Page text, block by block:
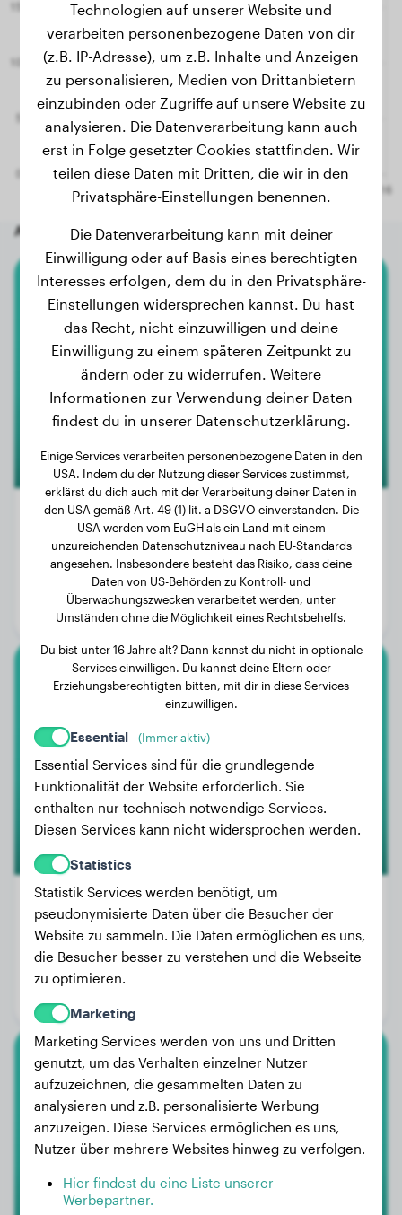
Andere zufällige Hunde
Malteser
Nube
Gewicht:
3 kg
2 Jahre, 6 Monate
Geschlecht:
Hündinn
Rottweiler
Pablo
Gewicht:
37 kg
Alter:
Geschlecht:
Deutscher Schäferhund
Norris
Technologien auf unserer Website und
verarbeiten personenbezogene Daten von dir
(z.B. IP-Adresse), um z.B. Inhalte und Anzeigen
zu personalisieren, Medien von Drittanbietern
einzubinden oder Zugriffe auf unsere Website zu
analysieren. Die Datenverarbeitung kann auch
erst in Folge gesetzter Cookies stattfinden. Wir
teilen diese Daten mit Dritten, die wir in den
Privatsphäre-Einstellungen benennen.
Die Datenverarbeitung kann mit deiner
Einwilligung oder auf Basis eines berechtigten
Interesses erfolgen, dem du in den Privatsphäre-
Einstellungen widersprechen kannst. Du hast
das Recht, nicht einzuwilligen und deine
Einwilligung zu einem späteren Zeitpunkt zu
ändern oder zu widerrufen. Weitere
Informationen zur Verwendung deiner Daten
findest du in unserer Datenschutzerklärung.
Einige Services verarbeiten personenbezogene Daten in den
USA. Indem du der Nutzung dieser Services zustimmst,
erklärst du dich auch mit der Verarbeitung deiner Daten in
den USA gemäß Art. 49 (1) lit. a DSGVO einverstanden. Die
USA werden vom EuGH als ein Land mit einem
unzureichenden Datenschutzniveau nach EU-Standards
angesehen. Insbesondere besteht das Risiko, dass deine
Daten von US-Behörden zu Kontroll- und
Überwachungszwecken verarbeitet werden, unter
Umständen ohne die Möglichkeit eines Rechtsbehelfs.
Du bist unter 16 Jahre alt? Dann kannst du nicht in optionale
Services einwilligen. Du kannst deine Eltern oder
Erziehungsberechtigten bitten, mit dir in diese Services
einzuwilligen.
Essential (Immer aktiv)
Essential Services sind für die grundlegende
Funktionalität der Website erforderlich. Sie
enthalten nur technisch notwendige Services.
Diesen Services kann nicht widersprochen werden.
Statistics
Statistik Services werden benötigt, um
pseudonymisierte Daten über die Besucher der
Website zu sammeln. Die Daten ermöglichen es uns,
die Besucher besser zu verstehen und die Webseite
zu optimieren.
Marketing
Marketing Services werden von uns und Dritten
genutzt, um das Verhalten einzelner Nutzer
aufzuzeichnen, die gesammelten Daten zu
analysieren und z.B. personalisierte Werbung
anzuzeigen. Diese Services ermöglichen es uns,
Nutzer über mehrere Websites hinweg zu verfolgen.
Hier findest du eine Liste unserer
Werbepartner.